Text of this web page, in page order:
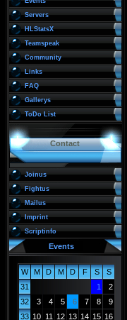
Servers
HLStatsX
Teamspeak
Community
Links
FAQ
Gallerys
ToDo List
Contact
Joinus
Fightus
Mailus
Imprint
Scriptinfo
Events
W M D M D F S
S
31
1
2
32
3 4 5 6 7 8
9
33 10 11 12 13 14 15 16